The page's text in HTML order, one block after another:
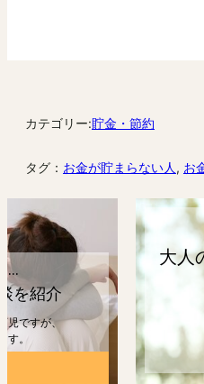
カテゴリー:貯金・節約
タグ： お金が貯まらない人 , お
【自己肯
大人の生きづらさ
自己肯定感の低い自分
生きづらさ
実は、自己肯定感を高